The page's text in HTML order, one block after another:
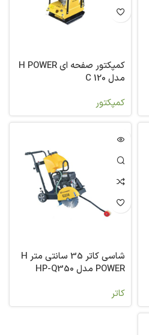
کمپکتور صفحه ای H POWER
مدل C 120
کمپکتور
شاسی کاتر 35 سانتی متر H
POWER مدل HP-Q350
کاتر